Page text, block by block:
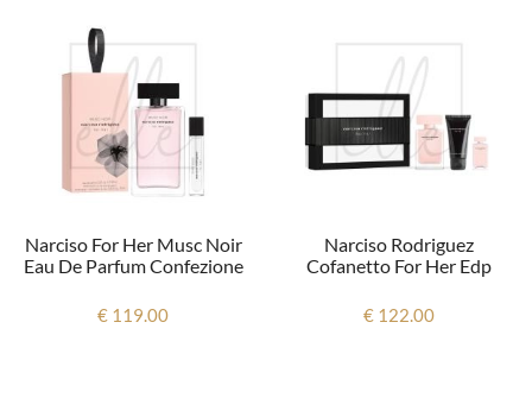
Narciso For Her Musc Noir
Eau De Parfum Confezione
€ 119.00
Narciso Rodriguez
Cofanetto For Her Edp
€ 122.00